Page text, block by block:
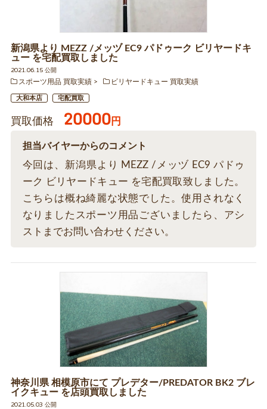
新潟県より MEZZ /メッヅ EC9 パドゥーク ビリヤードキ
ュー を宅配買取しました
2021.06.15 公開
スポーツ用品 買取実績
ビリヤードキュー 買取実績
大和本店 宅配買取
買取価格 20000円
担当バイヤーからのコメント
今回は、新潟県より MEZZ /メッヅ EC9 パドゥ
ーク ビリヤードキュー を宅配買取致しました。
こちらは概ね綺麗な状態でした。使用されなく
なりましたスポーツ用品ございましたら、アシ
ストまでお問い合わせください。
神奈川県 相模原市にて プレデター/PREDATOR BK2 ブレ
イクキュー を店頭買取しました
2021.05.03 公開